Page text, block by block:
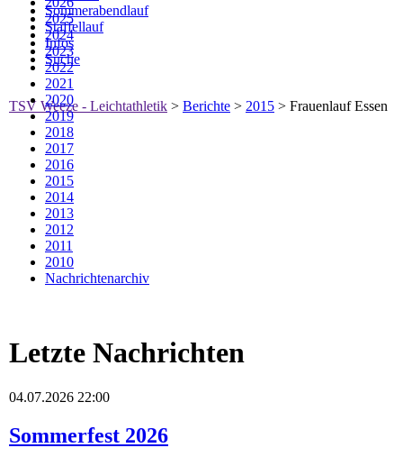
Sommerabendlauf
Staffellauf
Infos
Suche
TSV Weeze - Leichtathletik > Berichte > 2015 > Frauenlauf Essen
2025
2024
2023
2022
2021
2020
2019
2018
2017
2016
2015
2014
2013
2012
2011
2010
Nachrichtenarchiv
Letzte Nachrichten
04.07.2026 22:00
Sommerfest 2026